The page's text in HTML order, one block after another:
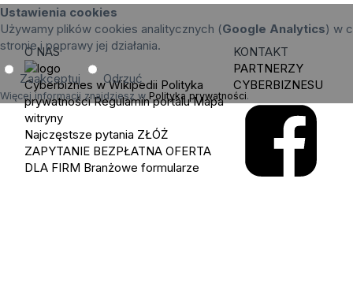
Ustawienia cookies
Używamy plików cookies analitycznych (Google Analytics) w
stronie i poprawy jej działania.
Zaakceptuj Odrzuć
Więcej informacji znajdziesz w Polityka prywatności.
O NAS
Cyberbiznes w Wikipedii Polityka
prywatności Regulamin portalu Mapa
witryny
Najczęstsze pytania ZŁÓŻ
ZAPYTANIE BEZPŁATNA OFERTA
DLA FIRM Branżowe formularze
KONTAKT
PARTNERZY
CYBERBIZNESU